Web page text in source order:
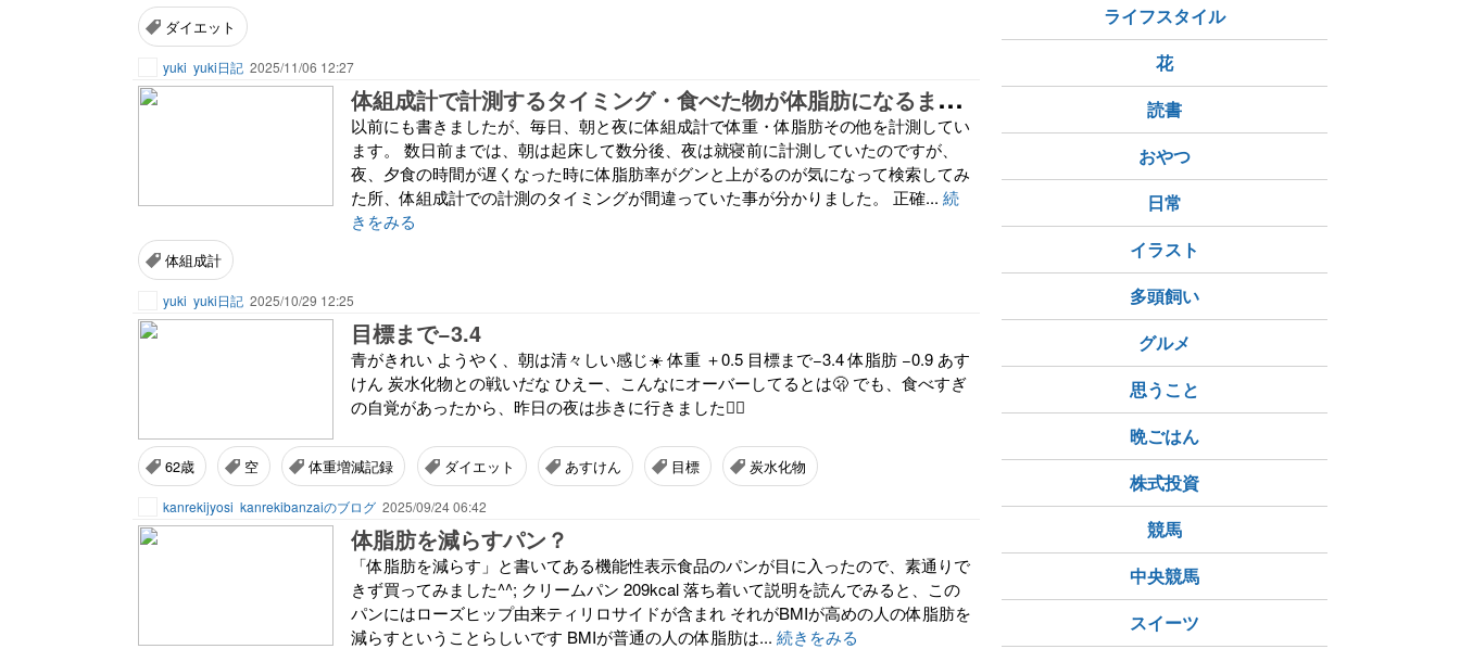
ダイエット
yuki yuki日記 2025/11/06 12:27
体
組成計で計測するタイミング・食べた物が体脂肪になるまでの期間
以前にも書きましたが、毎日、朝と夜に体組成計で体重・体脂肪その他を計測してい
ます。 数日前までは、朝は起床して数分後、夜は就寝前に計測していたのですが、
夜、夕食の時間が遅くなった時に体脂肪率がグンと上がるのが気になって検索してみ
た所、体組成計での計測のタイミングが間違っていた事が分かりました。 正確... 続
きをみる
体組成計
yuki yuki日記 2025/10/29 12:25
目標まで−3.4
青がきれい ようやく、朝は清々しい感じ☀️ 体重 ＋0.5 目標まで−3.4 体脂肪 −0.9 あす
けん 炭水化物との戦いだな ひえー、こんなにオーバーしてるとは🫢 でも、食べすぎ
の自覚があったから、昨日の夜は歩きに行きました🚶‍♀️
62歳 空 体重増減記録 ダイエット あすけん 目標 炭水化物
kanrekijyosi kanrekibanzaiのブログ 2025/09/24 06:42
体脂肪を減らすパン？
「体脂肪を減らす」と書いてある機能性表示食品のパンが目に入ったので、素通りで
きず買ってみました^^; クリームパン 209kcal 落ち着いて説明を読んでみると、この
パンにはローズヒップ由来ティリロサイドが含まれ それがBMIが高めの人の体脂肪を
減らすということらしいです BMIが普通の人の体脂肪は... 続きをみる
ライフスタイル
花
読書
おやつ
日常
イラスト
多頭飼い
グルメ
思うこと
晩ごはん
株式投資
競馬
中央競馬
スイーツ